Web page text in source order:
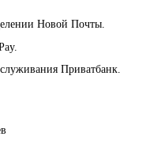
Новой Почты.
Приватбанк.